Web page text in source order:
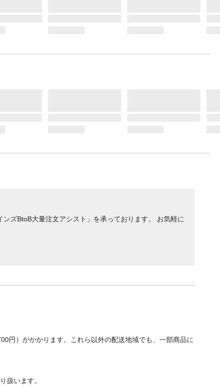
ズBtoB大量注文アシスト」を承っております。 お気軽に
円）がかかります。これら以外の配送地域でも、一部商品に
扱います。